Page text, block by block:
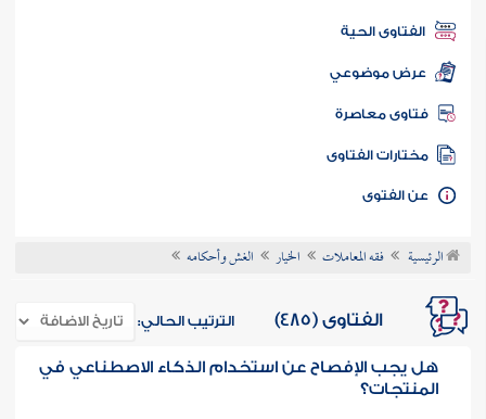
سؤالك
الفتاوى الحية
عرض موضوعي
فتاوى معاصرة
مختارات الفتاوى
الفتوى
الرئيسية فقه المعاملات الخيار الغش وأحكامه
الفتاوى (485) الترتيب الحالي:
هل يجب الإفصاح عن استخدام الذكاء الاصطناعي في
المنتجات؟